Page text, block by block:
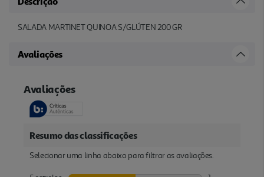
SALADA MARTINET QUINOA S/GLÚTEN 200 GR
Avaliações